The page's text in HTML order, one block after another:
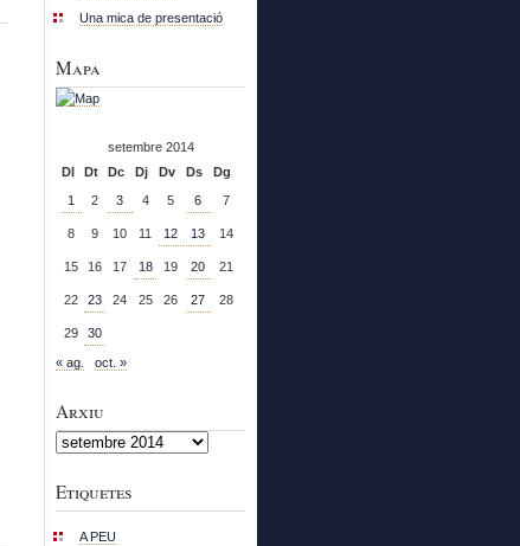
Una mica de presentació
Mapa
setembre 2014
Dl
Dt Dc Dj Dv Ds
Dg
1
2 3 4 5 6 7
8 9 10 11 12 13 14
15 16 17 18 19 20 21
22 23 24 25 26 27 28
29 30
« ag. oct. »
Arxiu
Arxiu
Etiquetes
A PEU